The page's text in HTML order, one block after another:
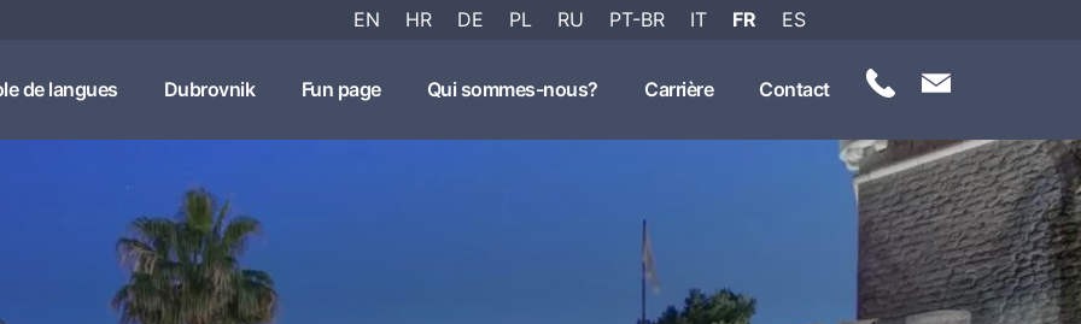
EN HR DE PL RU PT-BR IT FR ES
de langues Dubrovnik Fun page Qui sommes-nous? Carrière Contact